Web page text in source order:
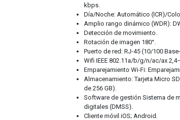
kbps.
Día/Noche: Automático (ICR)/
Amplio rango dinámico (WDR):
Detección de movimiento.
Rotación de imagen 180°.
Puerto de red: RJ-45 (10/100
Wifi IEEE 802.11a/b/g/n/ac/ax
Emparejamiento Wi-Fi:
Almacenamiento: Tarjeta Micro
de 256 GB).
Software de gestión Sistema de
digitales (DMSS).
Cliente móvil iOS; Android.